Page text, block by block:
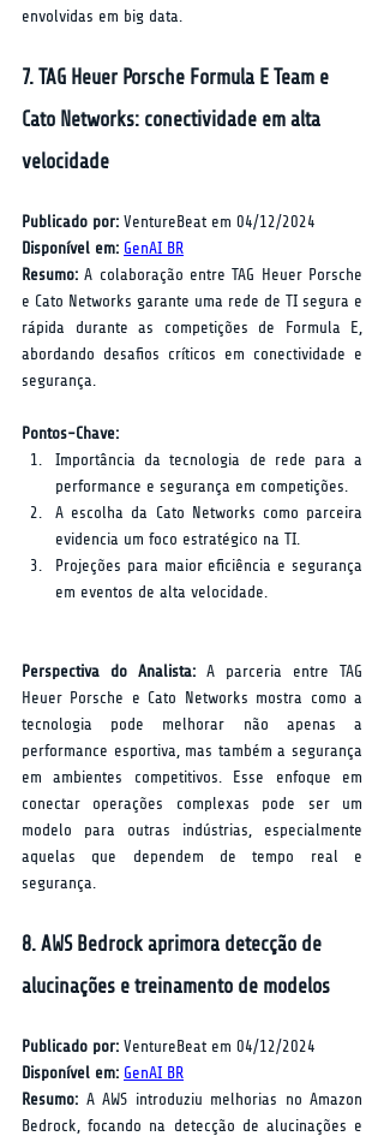
envolvidas em big data.
7. TAG Heuer Porsche Formula E Team e
Cato Networks: conectividade em alta
velocidade
Publicado por: VentureBeat em 04/12/2024
Disponível em: GenAI BR
Resumo: A colaboração entre TAG Heuer Porsche
e Cato Networks garante uma rede de TI segura e
rápida durante as competições de Formula E,
abordando desafios críticos em conectividade e
segurança.
Pontos-Chave:
Importância da tecnologia de rede para a
performance e segurança em competições.
A escolha da Cato Networks como parceira
evidencia um foco estratégico na TI.
Projeções para maior eficiência e segurança
em eventos de alta velocidade.
Perspectiva do Analista: A parceria entre TAG
Heuer Porsche e Cato Networks mostra como a
tecnologia pode melhorar não apenas a
performance esportiva, mas também a segurança
em ambientes competitivos. Esse enfoque em
conectar operações complexas pode ser um
modelo para outras indústrias, especialmente
aquelas que dependem de tempo real e
segurança.
8. AWS Bedrock aprimora detecção de
alucinações e treinamento de modelos
Publicado por: VentureBeat em 04/12/2024
Disponível em: GenAI BR
Resumo: A AWS introduziu melhorias no Amazon
Bedrock, focando na detecção de alucinações e